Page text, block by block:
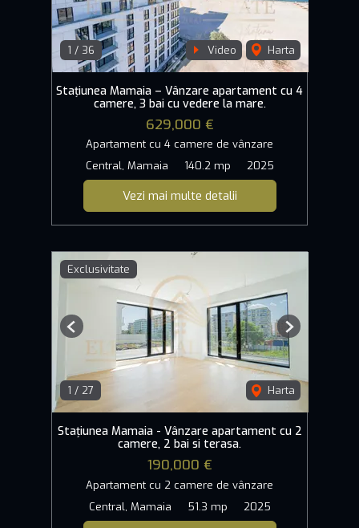
1 / 36 Video Harta
Stațiunea Mamaia – Vânzare apartament cu 4
camere, 3 bai cu vedere la mare.
629,000 €
Apartament cu 4 camere de vânzare
Central, Mamaia
140.2 mp 2025
Vezi mai multe detalii
Exclusivitate
1 / 27 Harta
Previous Next
Stațiunea Mamaia - Vânzare apartament cu 2
camere, 2 bai si terasa.
190,000 €
Apartament cu 2 camere de vânzare
Central, Mamaia
51.3 mp 2025